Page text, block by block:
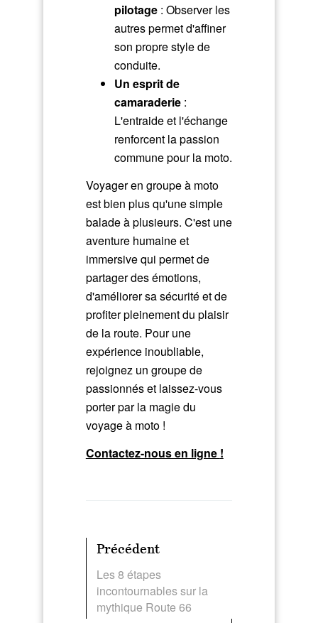
pilotage: Observer les
autres permet d'affiner
son propre style de
conduite.
Un esprit de
camaraderie:
L'entraide et l'échange
renforcent la passion
commune pour la moto.
Voyager en groupe à moto
est bien plus qu'une simple
balade à plusieurs. C'est une
aventure humaine et
immersive qui permet de
partager des émotions,
d'améliorer sa sécurité et de
profiter pleinement du plaisir
de la route. Pour une
expérience inoubliable,
rejoignez un groupe de
passionnés et laissez-vous
porter par la magie du
voyage à moto !
Contactez-nous en ligne !
Précédent
Les 8 étapes
incontournables sur la
mythique Route 66